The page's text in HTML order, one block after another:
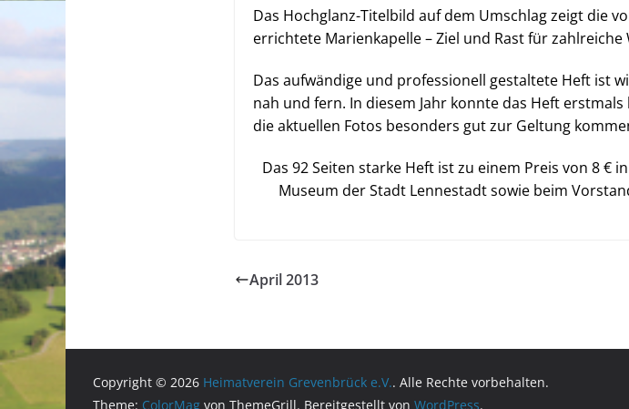
Das Hochglanz-Titelbild auf dem Umschlag zeigt die
errichtete Marienkapelle – Ziel und Rast für
Das aufwändige und professionell gestaltete Heft ist
nah und fern. In diesem Jahr konnte das Heft
die aktuellen Fotos besonders gut zur Geltung
Das 92 Seiten starke Heft ist zu einem Preis von 8 €
Museum der Stadt Lennestadt sowie beim
April 2013
Copyright © 2026 Heimatverein Grevenbrück e.V.. Alle Rechte vorbehalten.
Theme: ColorMag von ThemeGrill. Bereitgestellt von WordPress.